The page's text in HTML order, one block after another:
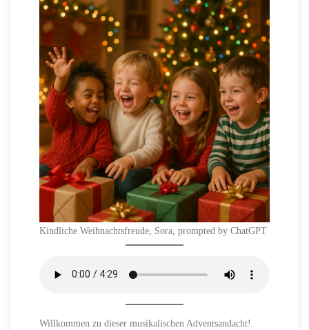
Kindliche Weihnachtsfreude, Sora, prompted by ChatGPT
Willkommen zu dieser musikalischen Adventsandacht!